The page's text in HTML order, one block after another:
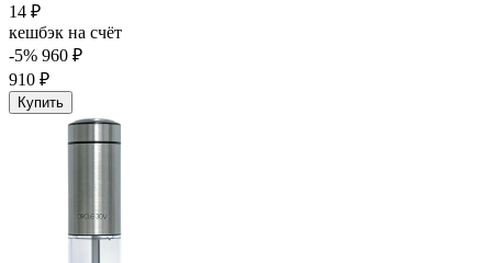
14 ₽
кешбэк на счёт
-5% 960 ₽
910 ₽
Купить